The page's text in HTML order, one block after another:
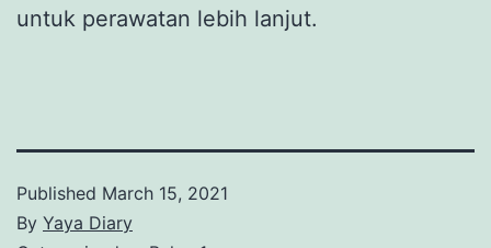
untuk perawatan lebih lanjut.
Published March 15, 2021
By Yaya Diary